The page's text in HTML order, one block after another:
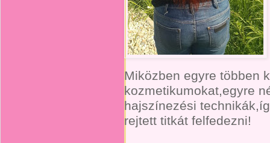
Miközben egyre többen
kozmetikumokat,egyre
hajszínezési
rejtett titkát felfedezni!